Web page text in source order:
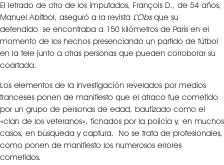
El letrado de otro de los imputados, François D., de 54 años,
Manuel Abitbol, aseguró a la revista L’Obsque su
defendido se encontraba a 150 kilómetros de París en el
momento de los hechos presenciando un partido de fútbol
en la tele junto a otras personas que pueden corroborar su
coartada.
Los elementos de la investigación revelados por medios
franceses ponen de manifiesto que el atraco fue cometido
por un grupo de personas de edad, bautizado como el
«clan de los veteranos», fichados por la policía y, en muchos
casos, en búsqueda y captura. No se trata de profesionales,
como ponen de manifiesto los numerosos errores
cometidos.